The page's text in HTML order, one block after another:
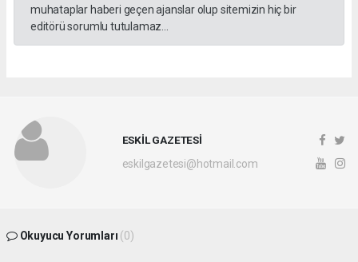
muhataplar haberi geçen ajanslar olup sitemizin hiç bir
editörü sorumlu tutulamaz...
ESKİL GAZETESİ
eskilgazetesi@hotmail.com
Okuyucu Yorumları (0)